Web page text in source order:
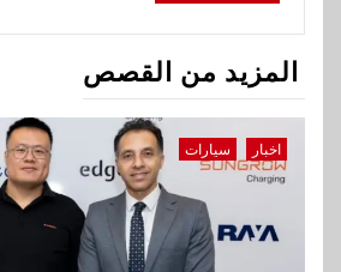
المزيد من القصص
اخبار سيارات